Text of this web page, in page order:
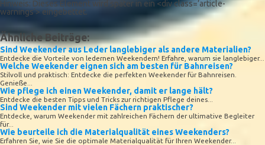
Hinweis: Dieses Element wird später in ein <div class=’article-
warnings‘> eingebettet.
Ähnliche Beiträge:
Sind Weekender aus Leder langlebiger als andere Materialien?
Entdecke die Vorteile von ledernen Weekendern! Erfahre, warum sie langlebiger...
Welche Weekender eignen sich am besten für Bahnreisen?
Stilvoll und praktisch: Entdecke die perfekten Weekender für Bahnreisen.
Genieße...
Wie pflege ich einen Weekender, damit er lange hält?
Entdecke die besten Tipps und Tricks zur richtigen Pflege deines...
Sind Weekender mit vielen Fächern praktischer?
Entdecke, warum Weekender mit zahlreichen Fächern der ultimative Begleiter
für...
Wie beurteile ich die Materialqualität eines Weekenders?
Erfahren Sie, wie Sie die optimale Materialqualität für Ihren Weekender...